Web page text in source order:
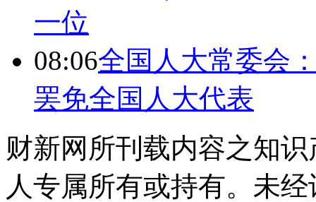
一位
08:06全国人大常委会
罢免全国人大代表
财新网所刊载内容之知
人专属所有或持有。未